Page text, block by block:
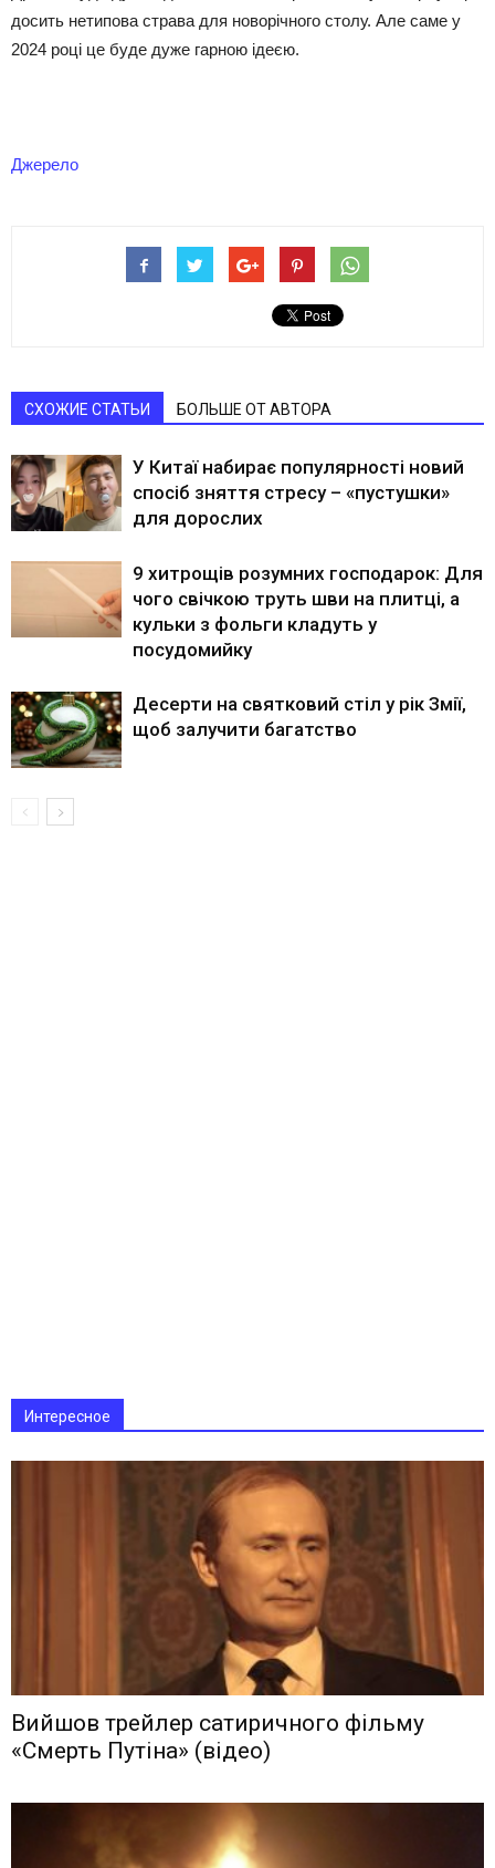
досить нетипова страва для новорічного столу. Але саме у
2024 році це буде дуже гарною ідеєю.
Джерело
СХОЖИЕ СТАТЬИ БОЛЬШЕ ОТ АВТОРА
У Китаї набирає популярності новий
спосіб зняття стресу – «пустушки»
для дорослих
9 хитрощів розумних господарок: Для
чого свічкою труть шви на плитці, а
кульки з фольги кладуть у
посудомийку
Десерти на святковий стіл у рік Змії,
щоб залучити багатство
Интересное
Вийшов трейлер сатиричного фільму
«Смерть Путіна» (відео)